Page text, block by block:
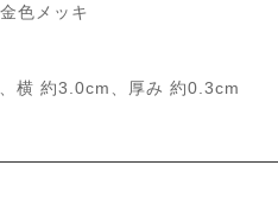
色メッキ
横 約3.0cm、厚み 約0.3cm